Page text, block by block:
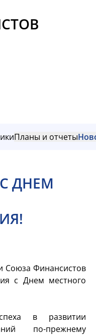
Планы и отчеты
ДНЕМ
Союза Финансистов
с Днем местного
в развитии
по-прежнему